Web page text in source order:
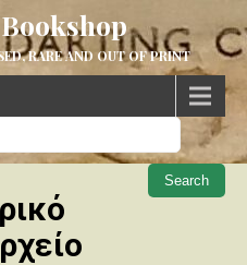
RARE AND OUT OF PRINT
When